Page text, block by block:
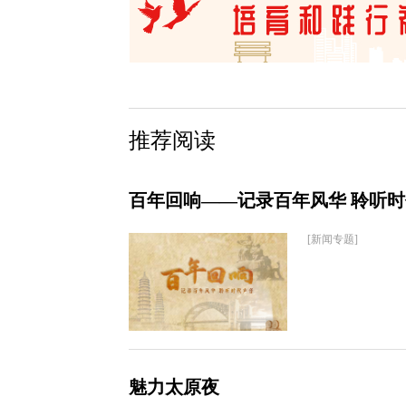
推荐阅读
百年回响——记录百年风华 聆听
[新闻专题]
魅力太原夜